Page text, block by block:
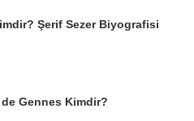
Şerif Sezer Biyografisi
Gennes Kimdir?